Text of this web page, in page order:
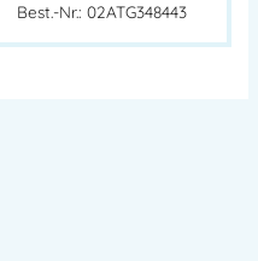
Best.-Nr.: 02ATG348443